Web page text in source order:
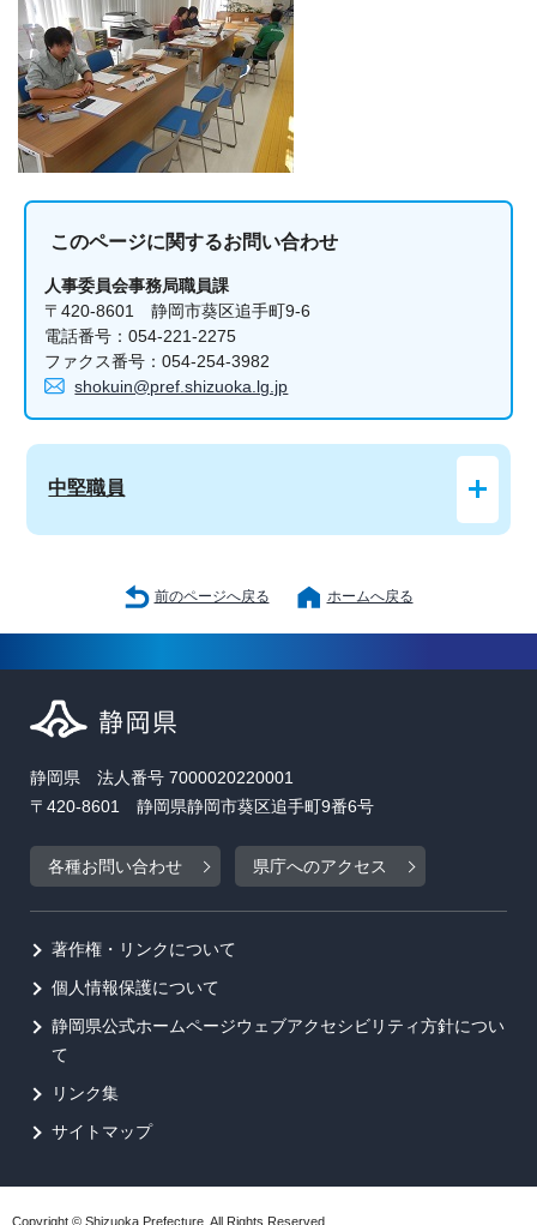
このページに関するお問い合わせ
人事委員会事務局職員課
〒420-8601 静岡市葵区追手町9-6
電話番号：054-221-2275
ファクス番号：054-254-3982
shokuin@pref.shizuoka.lg.jp
中堅職員
前のページへ戻る ホームへ戻る
静岡県 法人番号 7000020220001
〒420-8601 静岡県静岡市葵区追手町9番6号
各種お問い合わせ 県庁へのアクセス
著作権・リンクについて
個人情報保護について
静岡県公式ホームページウェブアクセシビリティ方針につい
て
リンク集
サイトマップ
Copyright © Shizuoka Prefecture. All Rights Reserved.